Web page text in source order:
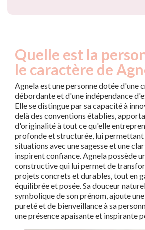
Quelle est la
le caractère de
Agnela est une personne dotée d'une
débordante et d'une indépendance
Elle se distingue par sa capacité à
delà des conventions établies,
d'originalité à tout ce qu'elle
profonde et structurée, lui
situations avec une sagesse et une
inspirent confiance. Agnela possède
constructive qui lui permet de
projets concrets et durables, tout en
équilibrée et posée. Sa douceur
symbolique de son prénom, ajoute
pureté et de bienveillance à sa
une présence apaisante et inspirante